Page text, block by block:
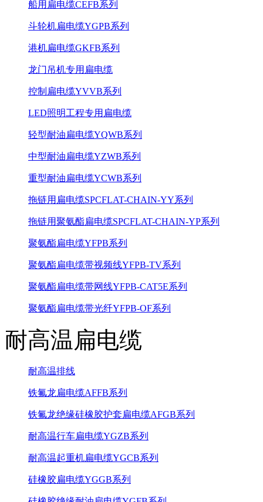
船用扁电缆CEFB系列
斗轮机扁电缆YGPB系列
港机扁电缆GKFB系列
龙门吊机专用扁电缆
控制扁电缆YVVB系列
LED照明工程专用扁电缆
轻型耐油扁电缆YQWB系列
中型耐油扁电缆YZWB系列
重型耐油扁电缆YCWB系列
拖链用扁电缆SPCFLAT-CHAIN-YY系列
拖链用聚氨酯扁电缆SPCFLAT-CHAIN-YP系列
聚氨酯扁电缆YFPB系列
聚氨酯扁电缆带视频线YFPB-TV系列
聚氨酯扁电缆带网线YFPB-CAT5E系列
聚氨酯扁电缆带光纤YFPB-OF系列
耐高温扁电缆
耐高温排线
铁氟龙扁电缆AFFB系列
铁氟龙绝缘硅橡胶护套扁电缆AFGB系列
耐高温行车扁电缆YGZB系列
耐高温起重机扁电缆YGCB系列
硅橡胶扁电缆YGGB系列